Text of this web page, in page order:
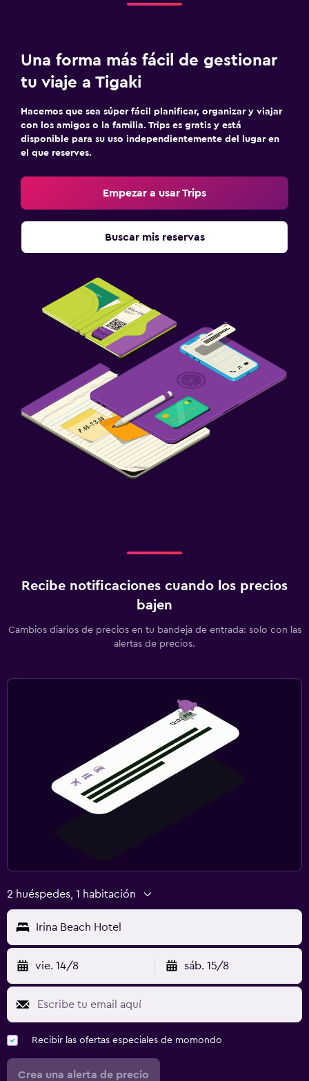
Comidas para niños
Equipo infantil para zona de juegos al aire libre
Barreras de seguridad para niños
TV de pantalla plana
TV por cable o vía satélite
Sala de estar/TV compartida
Lavandería
Servicios de lavandería/tintorería
Plancha y tabla de planchar
Habitación
Enchufe cerca de la cama
Caja fuerte
Piscina
Estacionamiento y transporte
Una forma más fácil de gestionar
tu viaje a Tigaki
Hacemos que sea súper fácil planificar, organizar y viajar
con los amigos o la familia. Trips es gratis y está
disponible para su uso independientemente del lugar en
el que reserves.
Empezar a usar Trips
Buscar mis reservas
Recibe notificaciones cuando los precios
bajen
Cambios diarios de precios en tu bandeja de entrada: solo con las
alertas de precios.
2 huéspedes, 1 habitación
Irina Beach Hotel
vie. 14/8 sáb. 15/8
Recibir las ofertas especiales de momondo
Crea una alerta de precio